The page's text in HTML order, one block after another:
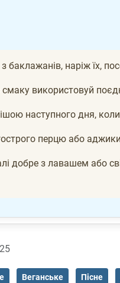
баклажанів, наріж їх,
використовуй
наступного дня,
перцю або аджики
добре з лавашем або
Веганське Пісне